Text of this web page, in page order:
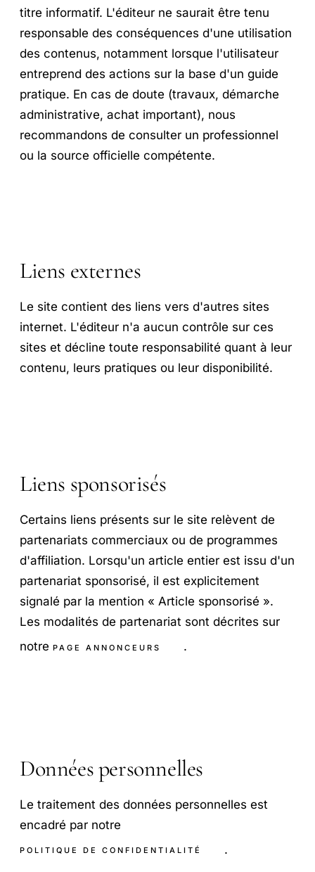
titre informatif. L'éditeur ne saurait être tenu
responsable des conséquences d'une utilisation
des contenus, notamment lorsque l'utilisateur
entreprend des actions sur la base d'un guide
pratique. En cas de doute (travaux, démarche
administrative, achat important), nous
recommandons de consulter un professionnel
ou la source officielle compétente.
Liens externes
Le site contient des liens vers d'autres sites
internet. L'éditeur n'a aucun contrôle sur ces
sites et décline toute responsabilité quant à leur
contenu, leurs pratiques ou leur disponibilité.
Liens sponsorisés
Certains liens présents sur le site relèvent de
partenariats commerciaux ou de programmes
d'affiliation. Lorsqu'un article entier est issu d'un
partenariat sponsorisé, il est explicitement
signalé par la mention « Article sponsorisé ».
Les modalités de partenariat sont décrites sur
notre PAGE ANNONCEURS .
Données personnelles
Le traitement des données personnelles est
encadré par notre
POLITIQUE DE CONFIDENTIALITÉ .